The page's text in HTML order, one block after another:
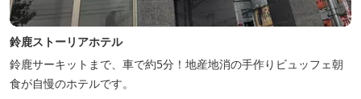
鈴鹿ストーリアホテル
鈴鹿サーキットまで、車で約5分！地産地消の手作りビュッフェ朝
食が自慢のホテルです。